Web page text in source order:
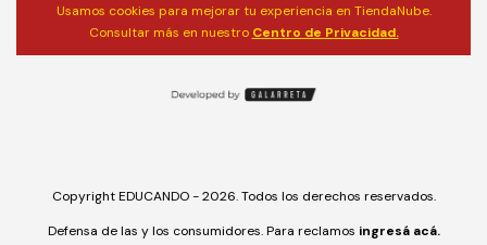
Usamos cookies para mejorar tu experiencia en TiendaNube.
Consultar más en nuestro Centro de Privacidad.
Copyright EDUCANDO - 2026. Todos los derechos reservados.
Defensa de las y los consumidores. Para reclamos ingresá acá.